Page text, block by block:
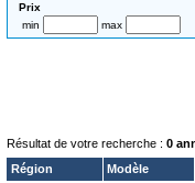
Prix
min
max
Résultat de votre recherche : 0
Région
Modèle